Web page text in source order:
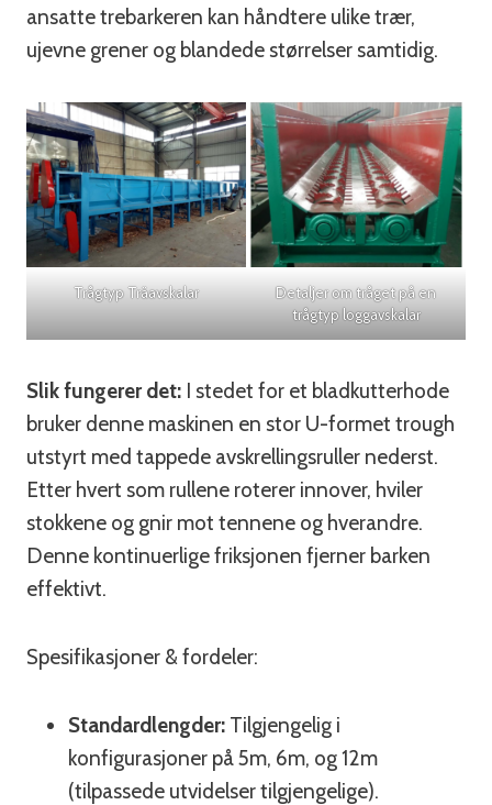
ansatte trebarkeren kan håndtere ulike trær,
ujevne grener og blandede størrelser samtidig.
Trågtyp Träavskalar
Detaljer om tråget på en
trågtyp loggavskalar
Slik fungerer det: I stedet for et bladkutterhode
bruker denne maskinen en stor U-formet trough
utstyrt med tappede avskrellingsruller nederst.
Etter hvert som rullene roterer innover, hviler
stokkene og gnir mot tennene og hverandre.
Denne kontinuerlige friksjonen fjerner barken
effektivt.
Spesifikasjoner & fordeler:
Standardlengder: Tilgjengelig i
konfigurasjoner på 5m, 6m, og 12m
(tilpassede utvidelser tilgjengelige).